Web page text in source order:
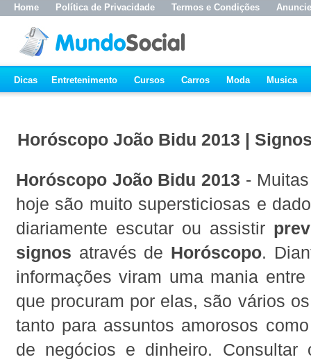
Home Política de Privacidade Termos e Condições Anuncie
Dicas Entretenimento Cursos Carros Moda Musica
Horóscopo João Bidu 2013 |
Horóscopo João Bidu 2013 -
hoje são muito supersticiosas e
diariamente escutar ou assistir
signos através de Horóscopo.
informações viram uma mania
que procuram por elas, são vários
tanto para assuntos amorosos
de negócios e dinheiro. Consultar